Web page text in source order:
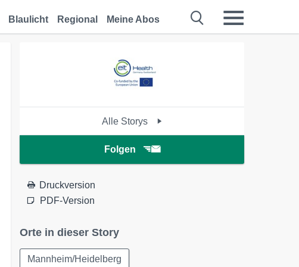
Blaulicht Regional Meine Abos
Alle Storys
Folgen
Druckversion
PDF-Version
Orte in dieser Story
Mannheim/Heidelberg